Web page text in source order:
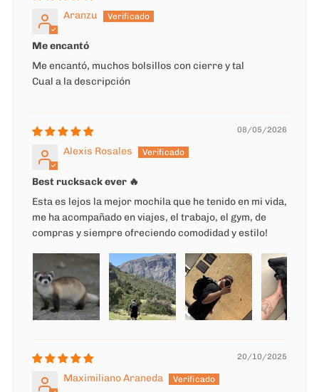
Aranzu
Me encantó
Me encantó, muchos bolsillos con cierre y tal
Cual a la descripción
08/05/2026
Alexis Rosales
Best rucksack ever 🔥
Esta es lejos la mejor mochila que he tenido en mi vida,
me ha acompañado en viajes, el trabajo, el gym, de
compras y siempre ofreciendo comodidad y estilo!
20/10/2025
Maximiliano Araneda